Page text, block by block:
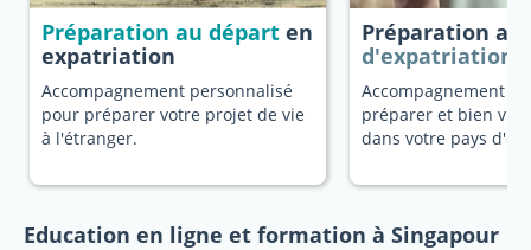
Préparation au départ en
expatriation
Accompagnement personnalisé
pour préparer votre projet de vie
à l'étranger.
Préparation au
d'expatriation
Accompagnement
préparer et bien
dans votre pays
Education en ligne et formation à Singapour